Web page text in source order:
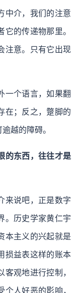
中介，我们的注意
的传递物那里。
注意。只有它出现
一个语言，如果翻
在；反之，蹩脚的
越的障碍。
的东西，往往才是
来说吧，正是数字
。历史学家黄仁宇
本主义的兴起就是
损益表这样的账本
观地进行控制，
人好恶的影响，